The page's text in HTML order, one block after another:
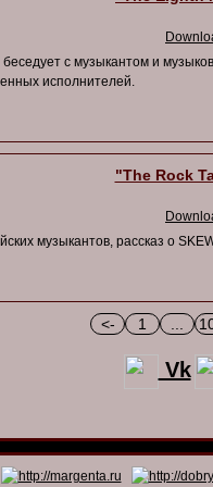
с музыкантом и
исполнителей.
"The Rock
музыкантов, рассказ о
<- 1
Vk